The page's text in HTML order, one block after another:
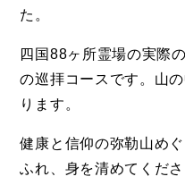
た。
四国88ヶ所霊場の実際
の巡拝コースです。山
ります。
健康と信仰の弥勒山め
ふれ、身を清めてくだ